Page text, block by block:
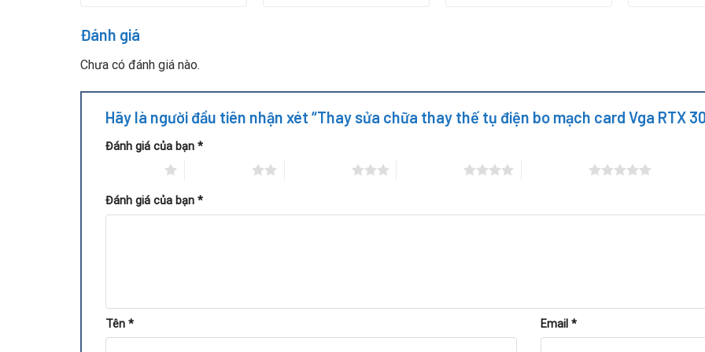
Màn hình xuất hiện nhiễu hình, vỡ hình hoặc mất tín hiệu.
Đánh giá
Chưa có đánh giá nào.
Hãy là người đầu tiên nhận xét “Thay sửa chữa thay thế tụ điện bo mạch card Vga RTX
Đánh giá của bạn *
Đánh giá của bạn *
Tên * Email *